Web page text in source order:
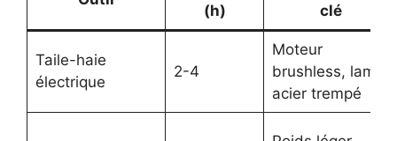
(h)
clé
Taile-haie
électrique
2-4
Moteur
brushless, lame
acier trempé